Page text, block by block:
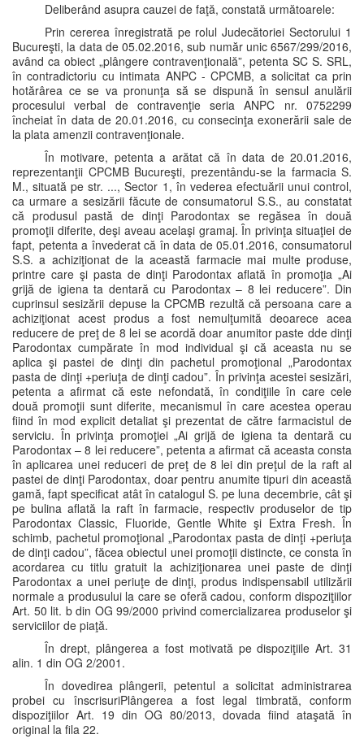
Deliberând asupra cauzei de faţă, constată următoarele:
Prin cererea înregistrată pe rolul Judecătoriei Sectorului 1
Bucureşti, la data de 05.02.2016, sub număr unic 6567/299/2016,
având ca obiect „plângere contravenţională”, petenta SC S. SRL,
în contradictoriu cu intimata ANPC - CPCMB, a solicitat ca prin
hotărârea ce se va pronunţa să se dispună în sensul anulării
procesului verbal de contravenţie seria ANPC nr. 0752299
încheiat în data de 20.01.2016, cu consecinţa exonerării sale de
la plata amenzii contravenţionale.
În motivare, petenta a arătat că în data de 20.01.2016,
reprezentanţii CPCMB Bucureşti, prezentându-se la farmacia S.
M., situată pe str. ..., Sector 1, în vederea efectuării unui control,
ca urmare a sesizării făcute de consumatorul S.S., au constatat
că produsul pastă de dinţi Parodontax se regăsea în două
promoţii diferite, deşi aveau acelaşi gramaj. În privinţa situaţiei de
fapt, petenta a învederat că în data de 05.01.2016, consumatorul
S.S. a achiziţionat de la această farmacie mai multe produse,
printre care şi pasta de dinţi Parodontax aflată în promoţia „Ai
grijă de igiena ta dentară cu Parodontax – 8 lei reducere”. Din
cuprinsul sesizării depuse la CPCMB rezultă că persoana care a
achiziţionat acest produs a fost nemulţumită deoarece acea
reducere de preţ de 8 lei se acordă doar anumitor paste dde dinţi
Parodontax cumpărate în mod individual şi că aceasta nu se
aplica şi pastei de dinţi din pachetul promoţional „Parodontax
pasta de dinţi +periuţa de dinţi cadou”. În privinţa acestei sesizări,
petenta a afirmat că este nefondată, în condiţiile în care cele
două promoţii sunt diferite, mecanismul în care acestea operau
fiind în mod explicit detaliat şi prezentat de către farmacistul de
serviciu. În privinţa promoţiei „Ai grijă de igiena ta dentară cu
Parodontax – 8 lei reducere”, petenta a afirmat că aceasta consta
în aplicarea unei reduceri de preţ de 8 lei din preţul de la raft al
pastei de dinţi Parodontax, doar pentru anumite tipuri din această
gamă, fapt specificat atât în catalogul S. pe luna decembrie, cât şi
pe bulina aflată la raft în farmacie, respectiv produselor de tip
Parodontax Classic, Fluoride, Gentle White şi Extra Fresh. În
schimb, pachetul promoţional „Parodontax pasta de dinţi +periuţa
de dinţi cadou”, făcea obiectul unei promoţii distincte, ce consta în
acordarea cu titlu gratuit la achiziţionarea unei paste de dinţi
Parodontax a unei periuţe de dinţi, produs indispensabil utilizării
normale a produsului la care se oferă cadou, conform dispoziţiilor
Art. 50 lit. b din OG 99/2000 privind comercializarea produselor şi
serviciilor de piaţă.
În drept, plângerea a fost motivată pe dispoziţiile Art. 31
alin. 1 din OG 2/2001.
În dovedirea plângerii, petentul a solicitat administrarea
probei cu înscrisuriPlângerea a fost legal timbrată, conform
dispoziţiilor Art. 19 din OG 80/2013, dovada fiind ataşată în
original la fila 22.